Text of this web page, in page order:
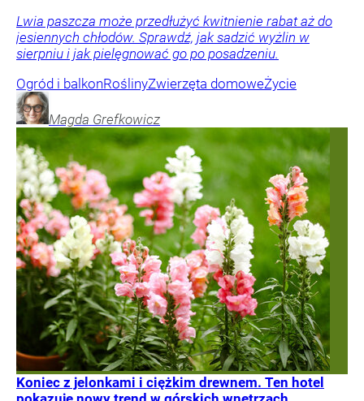
Lwia paszcza może przedłużyć kwitnienie rabat aż do
jesiennych chłodów. Sprawdź, jak sadzić wyżlin w
sierpniu i jak pielęgnować go po posadzeniu.
Ogród i balkonRoślinyZwierzęta domoweŻycie
Magda Grefkowicz
Koniec z jelonkami i ciężkim drewnem. Ten hotel